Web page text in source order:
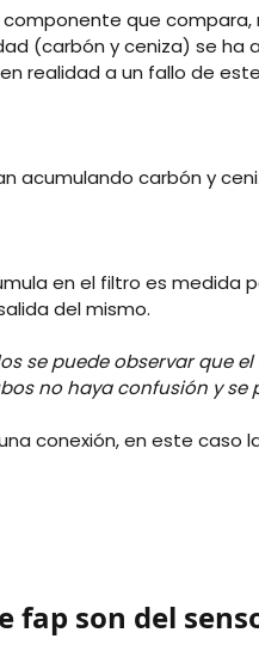
componente que
(carbón y ceniza) se ha
realidad a un fallo de
acumulando carbón y
en el filtro es medida
del mismo.
se puede observar que
no haya confusión y se
conexión, en este
fap son del